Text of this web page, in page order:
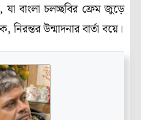
বাংলা চলচ্ছবির ফ্রেম জুড়ে
উন্মাদনার বার্তা বয়ে।